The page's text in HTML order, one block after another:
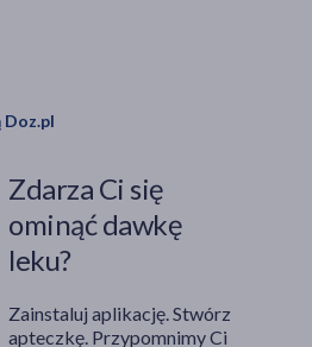
Doz.pl
Zdarza Ci się
ominąć dawkę
leku?
Zainstaluj aplikację. Stwórz
apteczkę. Przypomnimy Ci